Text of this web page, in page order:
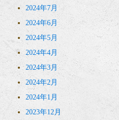
2024年7月
2024年6月
2024年5月
2024年4月
2024年3月
2024年2月
2024年1月
2023年12月